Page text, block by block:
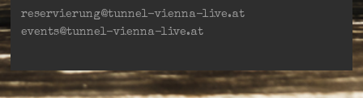
reservierung@tunnel-vienna-live.at
events@tunnel-vienna-live.at